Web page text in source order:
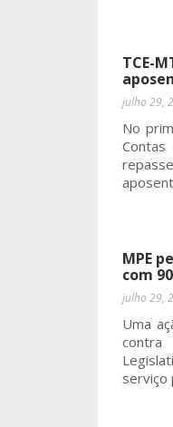
TCE-
julho 29,
No
MPE
com
julho 29,
Uma
serviço